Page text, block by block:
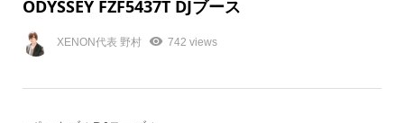
ODYSSEY FZF5437T DJブース
XENON代表 野村 742 views